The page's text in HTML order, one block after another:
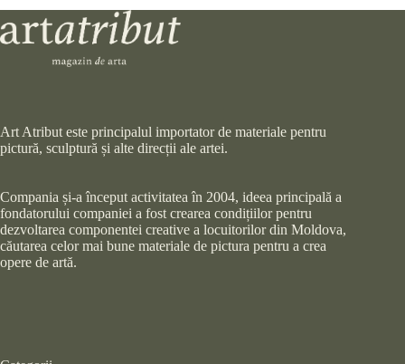
Art Atribut este principalul importator de materiale pentru
pictură, sculptură și alte direcții ale artei.
Compania și-a început activitatea în 2004, ideea principală a
fondatorului companiei a fost crearea condițiilor pentru
dezvoltarea componentei creative a locuitorilor din Moldova,
căutarea celor mai bune materiale de pictura pentru a crea
opere de artă.